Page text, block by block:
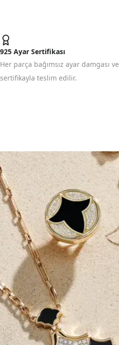
925 Ayar Sertifikası
Her parça bağımsız ayar damgası ve
sertifikayla teslim edilir.